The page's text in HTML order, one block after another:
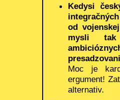
Kedysi
od
mysli tak
Moc je
ergument!
alternativ.